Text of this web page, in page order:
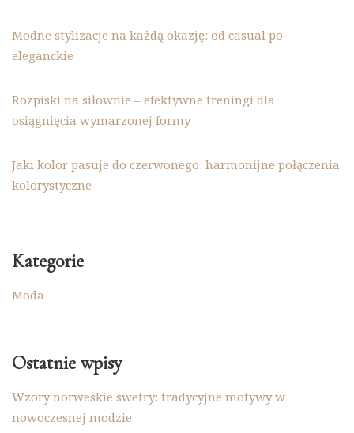
Modne stylizacje na każdą okazję: od casual po
eleganckie
Rozpiski na siłownie – efektywne treningi dla
osiągnięcia wymarzonej formy
Jaki kolor pasuje do czerwonego: harmonijne połączenia
kolorystyczne
Kategorie
Moda
Ostatnie wpisy
Wzory norweskie swetry: tradycyjne motywy w
nowoczesnej modzie